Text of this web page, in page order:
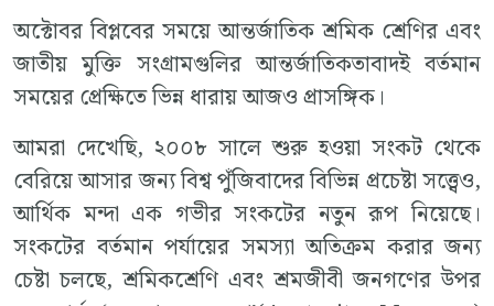
অক্টোবর বিপ্লবের সময়ে আন্তর্জাতিক শ্রমিক শ্রেণির এবং
জাতীয় মুক্তি সংগ্রামগুলির আন্তর্জাতিকতাবাদই বর্তমান
সময়ের প্রেক্ষিতে ভিন্ন ধারায় আজও প্রাসঙ্গিক।
আমরা দেখেছি, ২০০৮ সালে শুরু হওয়া সংকট থেকে
বেরিয়ে আসার জন্য বিশ্ব পুঁজিবাদের বিভিন্ন প্রচেষ্টা সত্ত্বেও,
আর্থিক মন্দা এক গভীর সংকটের নতুন রূপ নিয়েছে।
সংকটের বর্তমান পর্যায়ের সমস্যা অতিক্রম করার জন্য
চেষ্টা চলছে, শ্রমিকশ্রেণি এবং শ্রমজীবী জনগণের উপর